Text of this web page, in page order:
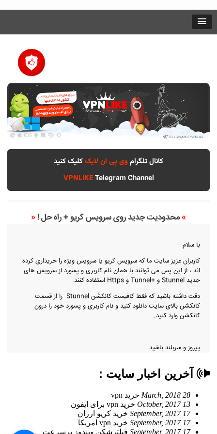
کانال تلگراموی پی ان لایککلیک کنید
VPNLIKETelegram Channel
»محدودیت جدید روی سرویس کریو + راه حل !«
با سلام
کاربران عزیز سایت ما که سرویس کریو یا سرویس ویژه را خریداری کرده
اند ، از این پس می توانند با همان نام کاربری و پسورد از سرویس های
جدید Stunnel و +Tunnel و Https استفاده کنند.
دقت داشته باشید که فقط کافیست کانکشن Stunnel را از قسمت
کانکشن بالای سایت دانلود کنید و نام کاربری و پسورد خود را درون
کانکشن وارد کنید.
پیروز و سربلند باشید
آخرین اخبار سایت :
28 March, 2018
خرید vpn
13 October, 2017
خرید vpn برای ایفون
17 September, 2017
خرید کریو ارزان
17 September, 2017
خرید vpn امریکا
17 September, 2017
فیلترشکن ویندوز پرسرعت